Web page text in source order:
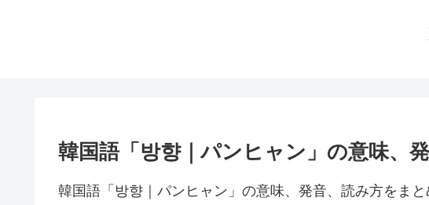
韓国語「방향｜パンヒャン」の意味、
韓国語「방향｜パンヒャン」の意味、発音、読み方をまと